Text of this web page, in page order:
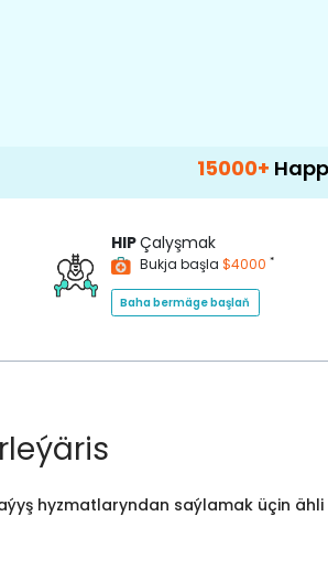
Happy
HIPÇalyşmak
Bukja başla $4000 *
Baha bermäge başlaň
hyzmatlaryndan saýlamak üçin